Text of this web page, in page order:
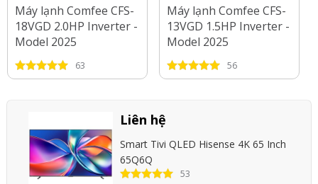
Máy lạnh Comfee CFS-
18VGD 2.0HP Inverter -
Model 2025
63
Máy lạnh Comfee CFS-
13VGD 1.5HP Inverter -
Model 2025
56
Liên hệ
Smart Tivi QLED Hisense 4K 65 Inch
65Q6Q
53